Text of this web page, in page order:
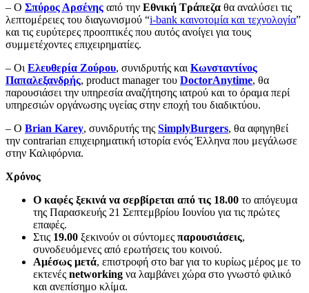
– Ο Σπύρος Αρσένης από την Εθνική Τράπεζα θα αναλύσει τις
λεπτομέρειες του διαγωνισμού “i-bank καινοτομία και τεχνολογία”
και τις ευρύτερες προοπτικές που αυτός ανοίγει για τους
συμμετέχοντες επιχειρηματίες.
– Οι Ελευθερία Ζούρου, συνιδρυτής και Κωνσταντίνος
Παπαλεξανδρής, product manager του DoctorAnytime, θα
παρουσιάσει την υπηρεσία αναζήτησης ιατρού και το όραμα περί
υπηρεσιών οργάνωσης υγείας στην εποχή του διαδικτύου.
– Ο Brian Karey, συνιδρυτής της SimplyBurgers, θα αφηγηθεί
την contrarian επιχειρηματική ιστορία ενός Έλληνα που μεγάλωσε
στην Καλιφόρνια.
Χρόνος
Ο καφές ξεκινά να σερβίρεται από τις 18.00 το απόγευμα
της Παρασκευής 21 Σεπτεμβρίου Ιουνίου για τις πρώτες
επαφές.
Στις 19.00 ξεκινούν οι σύντομες παρουσιάσεις,
συνοδευόμενες από ερωτήσεις του κοινού.
Αμέσως μετά, επιστροφή στο bar για το κυρίως μέρος με το
εκτενές networking να λαμβάνει χώρα στο γνωστό φιλικό
και ανεπίσημο κλίμα.